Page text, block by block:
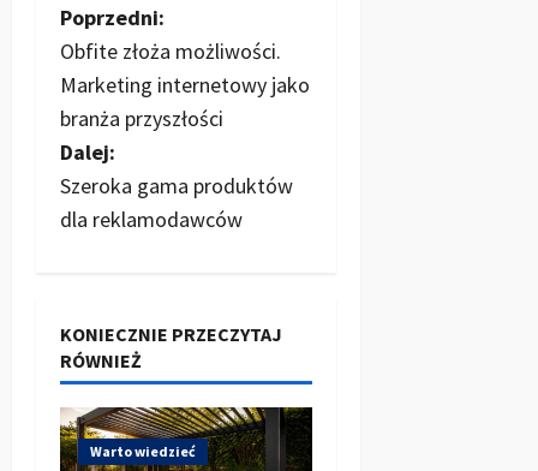
Z
o
b
a
c
w
p
i
Poprzedni:
Obfite złoża możliwości.
Marketing internetowy jako
branża przyszłości
Dalej:
Szeroka gama produktów
dla reklamodawców
KONIECZNIE PRZECZYTAJ
RÓWNIEŻ
Warto wiedzieć